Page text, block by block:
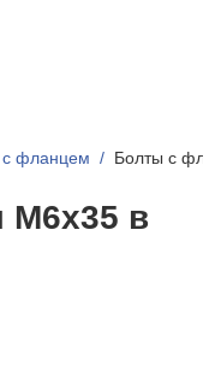
с фланцем Болты с
М6х35 в